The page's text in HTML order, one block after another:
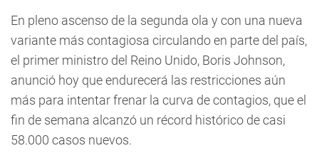
En pleno ascenso de la segunda ola y con una nueva
variante más contagiosa circulando en parte del país,
el primer ministro del Reino Unido, Boris Johnson,
anunció hoy que endurecerá las restricciones aún
más para intentar frenar la curva de contagios, que el
fin de semana alcanzó un récord histórico de casi
58.000 casos nuevos.